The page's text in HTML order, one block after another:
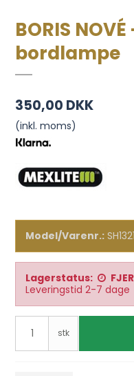
BORIS
bordlampe
350,00 DKK
(inkl. moms)
Model/Varenr.:
Lagerstatus:
Leveringstid 2-7 dage
stk